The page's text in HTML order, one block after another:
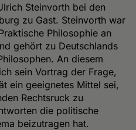
Steinvorth bei den
zu Gast. Steinvorth war
Philosophie an
gehört zu Deutschlands
An diesem
sein Vortrag der Frage,
ein geeignetes Mittel sei,
Rechtsruck zu
die politische
beizutragen hat.